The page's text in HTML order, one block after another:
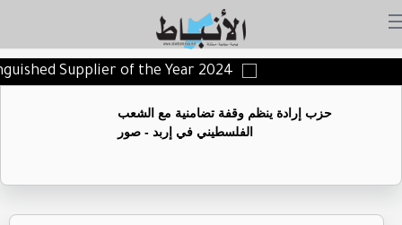
Supplier of the Year 2024
حزب إرادة ينظم وقفة تضامنية مع الشعب
الفلسطيني في إربد - صور